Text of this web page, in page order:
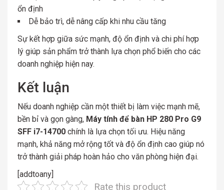
ổn định
Dễ bảo trì, dễ nâng cấp khi nhu cầu tăng
Sự kết hợp giữa sức mạnh, độ ổn định và chi phí hợp
lý giúp sản phẩm trở thành lựa chọn phổ biến cho các
doanh nghiệp hiện nay.
Kết luận
Nếu doanh nghiệp cần một thiết bị làm việc mạnh mẽ,
bền bỉ và gọn gàng, Máy tính để bàn HP 280 Pro G9
SFF i7-14700 chính là lựa chọn tối ưu. Hiệu năng
mạnh, khả năng mở rộng tốt và độ ổn định cao giúp nó
trở thành giải pháp hoàn hảo cho văn phòng hiện đại.
[addtoany]
Rate this product